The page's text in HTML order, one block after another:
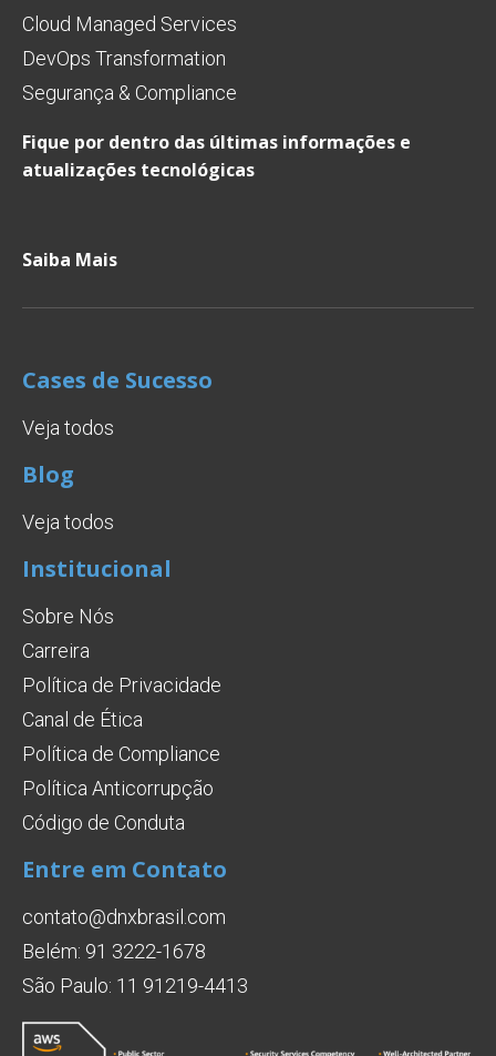
Cloud Managed Services
DevOps Transformation
Segurança & Compliance
Fique por dentro das últimas informações e
atualizações tecnológicas
Saiba Mais
Cases de Sucesso
Veja todos
Blog
Veja todos
Institucional
Sobre Nós
Carreira
Política de Privacidade
Canal de Ética
Política de Compliance
Política Anticorrupção
Código de Conduta
Entre em Contato
contato@dnxbrasil.com
Belém: 91 3222-1678
São Paulo: 11 91219-4413